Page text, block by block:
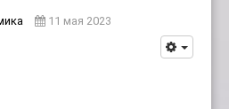
11 мая 2023